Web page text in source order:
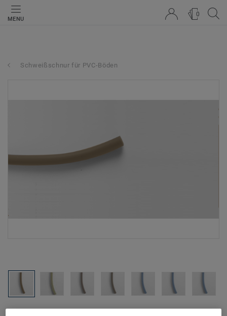
MENU
0
Schweißschnur für PVC-Böden